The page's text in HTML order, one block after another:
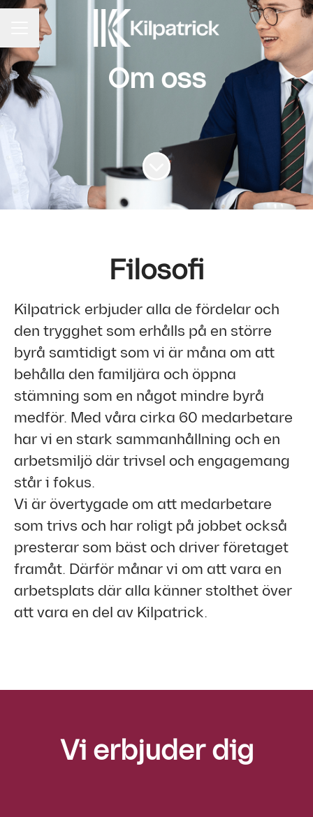
KARRIÄRMENY
Om oss
Skrolla för mer innehåll
Filosofi
Kilpatrick erbjuder alla de fördelar och
den trygghet som erhålls på en större
byrå samtidigt som vi är måna om att
behålla den familjära och öppna
stämning som en något mindre byrå
medför. Med våra cirka 60 medarbetare
har vi en stark sammanhållning och en
arbetsmiljö där trivsel och engagemang
står i fokus.
Vi är övertygade om att medarbetare
som trivs och har roligt på jobbet också
presterar som bäst och driver företaget
framåt. Därför månar vi om att vara en
arbetsplats där alla känner stolthet över
att vara en del av Kilpatrick.
Vi erbjuder dig